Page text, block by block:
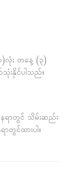
လုံး တနေ့ (၃)
းနိုင်ပါသည်။
ေရာတွင် သိမ်းဆည်း
တွင်ထားပါ။